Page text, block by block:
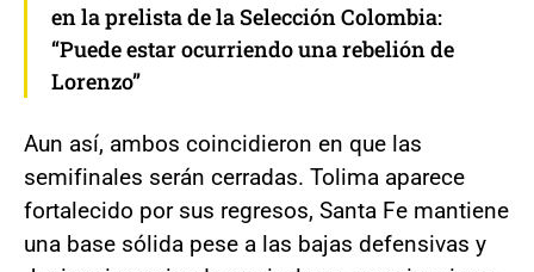
en la prelista de la Selección Colombia:
“Puede estar ocurriendo una rebelión de
Lorenzo”
Aun así, ambos coincidieron en que las
semifinales serán cerradas. Tolima aparece
fortalecido por sus regresos, Santa Fe mantiene
una base sólida pese a las bajas defensivas y